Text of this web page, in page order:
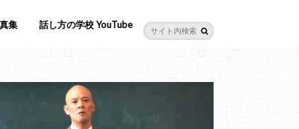
集 話し方の学校 YouTube